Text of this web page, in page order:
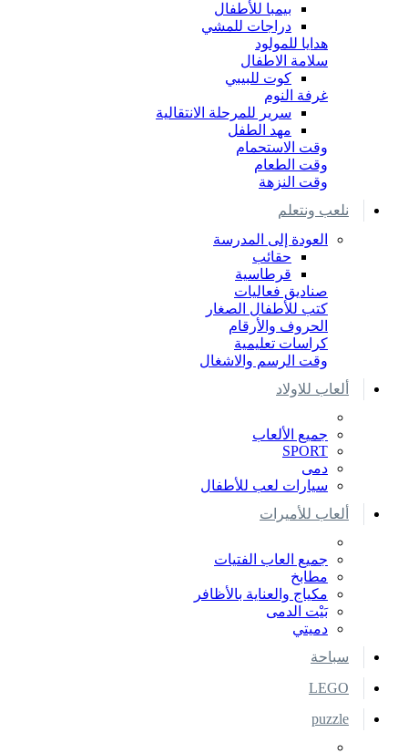
بيمبا للأطفال
دراجات للمشي
هدايا للمولود
سلامة الاطفال
كوت للبيبي
غرفة النوم
سرير للمرحلة الانتقالية
مهد الطفل
وقت الاستحمام
وقت الطعام
وقت النزهة
نلعب ونتعلم
العودة إلى المدرسة
حقائب
قرطاسية
صناديق فعاليات
كتب للأطفال الصغار
الحروف والأرقام
كراسات تعليمية
وقت الرسم والاشغال
ألعاب للاولاد
جميع الألعاب
SPORT
دمى
سيارات لعب للأطفال
ألعاب للأميرات
جميع العاب الفتيات
مطابخ
مكياج والعناية بالأظافر
بَيْت الدمى
دميتي
سباحة
LEGO
puzzle